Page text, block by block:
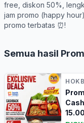
free, diskon 50%,
jam promo (happy
promo terbatas ⏰!
Semua hasil